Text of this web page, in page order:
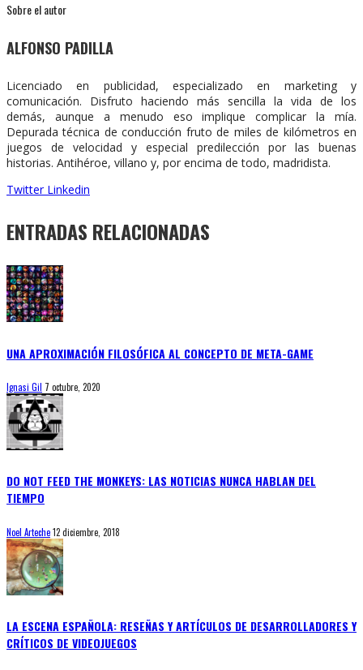
Sobre el autor
ALFONSO PADILLA
Licenciado en publicidad, especializado en marketing y
comunicación. Disfruto haciendo más sencilla la vida de los
demás, aunque a menudo eso implique complicar la mía.
Depurada técnica de conducción fruto de miles de kilómetros en
juegos de velocidad y especial predilección por las buenas
historias. Antihéroe, villano y, por encima de todo, madridista.
Twitter Linkedin
ENTRADAS RELACIONADAS
UNA APROXIMACIÓN FILOSÓFICA AL CONCEPTO DE META-GAME
Ignasi Gil 7 octubre, 2020
DO NOT FEED THE MONKEYS: LAS NOTICIAS NUNCA HABLAN DEL
TIEMPO
Noel Arteche12 diciembre, 2018
LA ESCENA ESPAÑOLA: RESEÑAS Y ARTÍCULOS DE DESARROLLADORES Y
CRÍTICOS DE VIDEOJUEGOS